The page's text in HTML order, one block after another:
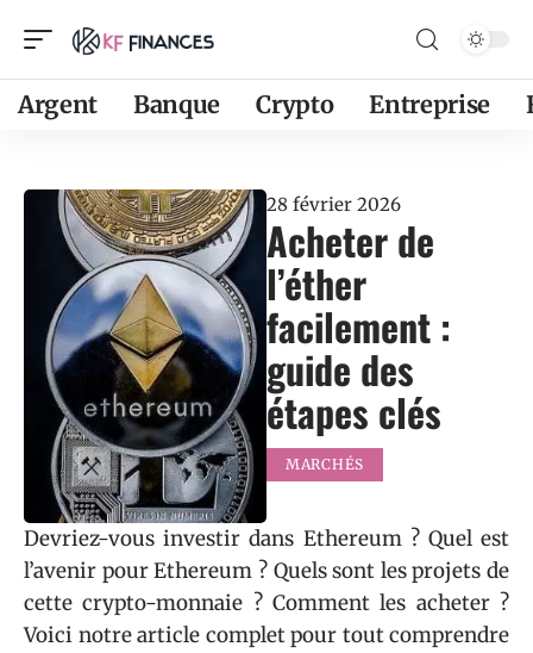
Argent Banque Crypto Entreprise
28 février 2026
Acheter de
l’éther
facilement :
guide des
étapes clés
MARCHÉS
Devriez-vous investir dans Ethereum ? Quel est
l’avenir pour Ethereum ? Quels sont les projets de
cette crypto-monnaie ? Comment les acheter ?
Voici notre article complet pour tout comprendre